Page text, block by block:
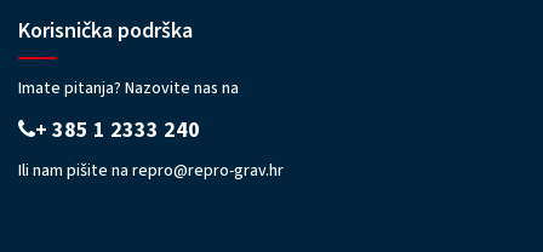
Korisnička podrška
Imate pitanja? Nazovite nas na
+ 385 1 2333 240
Ili nam pišite na repro@repro-grav.hr